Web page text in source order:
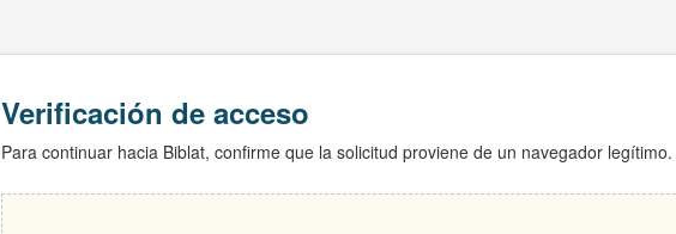
Verificación de acceso
Para continuar hacia Biblat, confirme que la solicitud proviene de un navegador legítimo.